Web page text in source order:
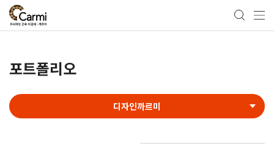
포트폴리오
디자인까르미